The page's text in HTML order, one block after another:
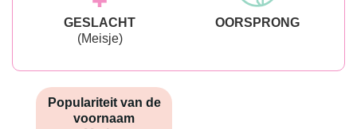
GESLACHT
(Meisje)
OORSPRONG
Populariteit van de
voornaam